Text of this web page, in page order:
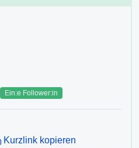
Ein:e Follower:in
Kurzlink kopieren